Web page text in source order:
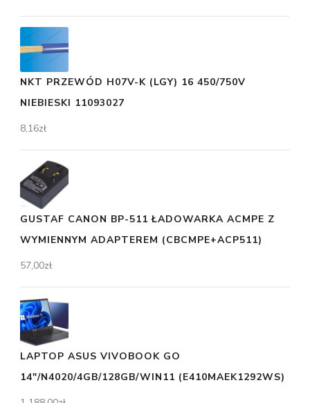
NKT PRZEWÓD H07V-K (LGY) 16 450/750V
NIEBIESKI 11093027
8,16zł
GUSTAF CANON BP-511 ŁADOWARKA ACMPE Z
WYMIENNYM ADAPTEREM (CBCMPE+ACP511)
57,00zł
LAPTOP ASUS VIVOBOOK GO
14"/N4020/4GB/128GB/WIN11 (E410MAEK1292WS)